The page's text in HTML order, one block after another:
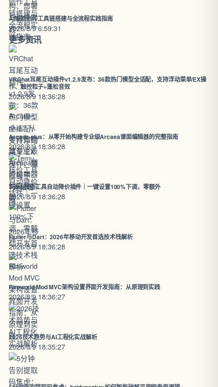
AI短剧创作工具链搭建与全流程实践指南
2026/8/9 6:59:31
更多资讯
VRChat耳尾互动插件v1.2.9发布：36款热门模型全适配，支持浮动菜单/EX操
作、触控粒子+蓬松音效
2026/8/9 18:36:28
Arcade-plus：从零开始构建专业级Arcaea谱面编辑器的完整指南
2026/8/9 18:36:28
Temu核价工具自动降价插件｜一键设置100%下调，零额外
2026/8/9 18:36:28
Flutter与Dart：2026年移动开发首选技术栈解析
2026/8/9 18:36:28
Rimworld Mod MVC架构设置界面开发指南：从原理到实践
2026/8/9 18:36:27
2026技术趋势与AI工程化实战解析
2026/8/9 18:35:27